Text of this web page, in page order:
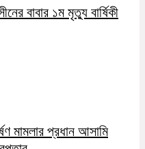
বাবার ১ম মৃত্যু বার্ষিকী
মামলার প্রধান আসামি